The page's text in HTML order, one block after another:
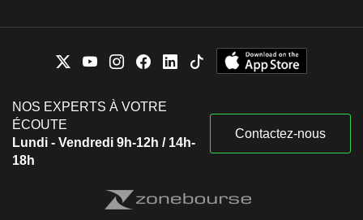
NOS EXPERTS À VOTRE
ÉCOUTE
Lundi - Vendredi 9h-12h / 14h-
18h
Contactez-nous